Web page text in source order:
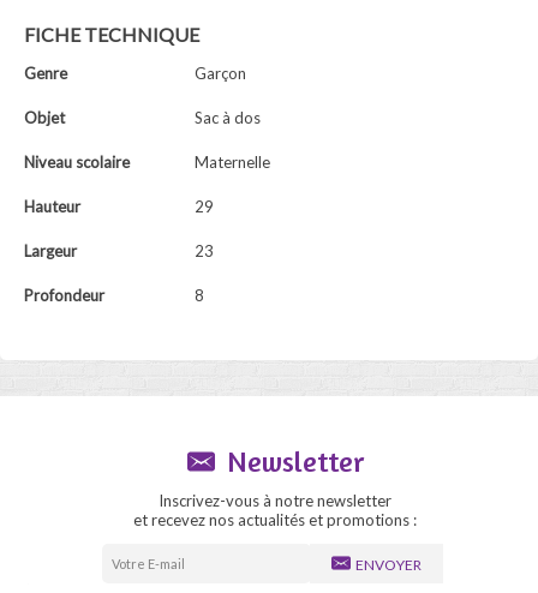
FICHE TECHNIQUE
Genre Garçon
Objet Sac à dos
Niveau scolaire Maternelle
Hauteur 29
Largeur 23
Profondeur 8
Newsletter
Inscrivez-vous à notre newsletter
et recevez nos actualités et promotions :
ENVOYER